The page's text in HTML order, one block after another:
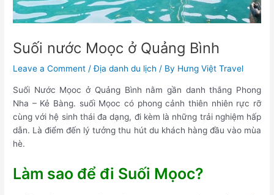
Suối nước Moọc ở Quảng Bình
Leave a Comment /Địa danh du lịch / By Hưng Việt Travel
Suối Nước Mọoc ở Quảng Bình nằm gần danh thắng Phong
Nha – Kẻ Bàng. suối Mọoc có phong cảnh thiên nhiên rực rỡ
cùng với hệ sinh thái đa dạng, đi kèm là những trải nghiệm hấp
dẫn. Là điểm đến lý tưởng thu hút du khách hàng đầu vào mùa
hè.
Làm sao để đi Suối Mọoc?